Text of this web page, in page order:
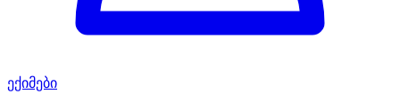
ექიმები